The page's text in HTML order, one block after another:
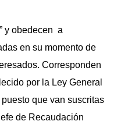
y obedecen a
en su momento de
Corresponden
por la Ley General
que van suscritas
de Recaudación